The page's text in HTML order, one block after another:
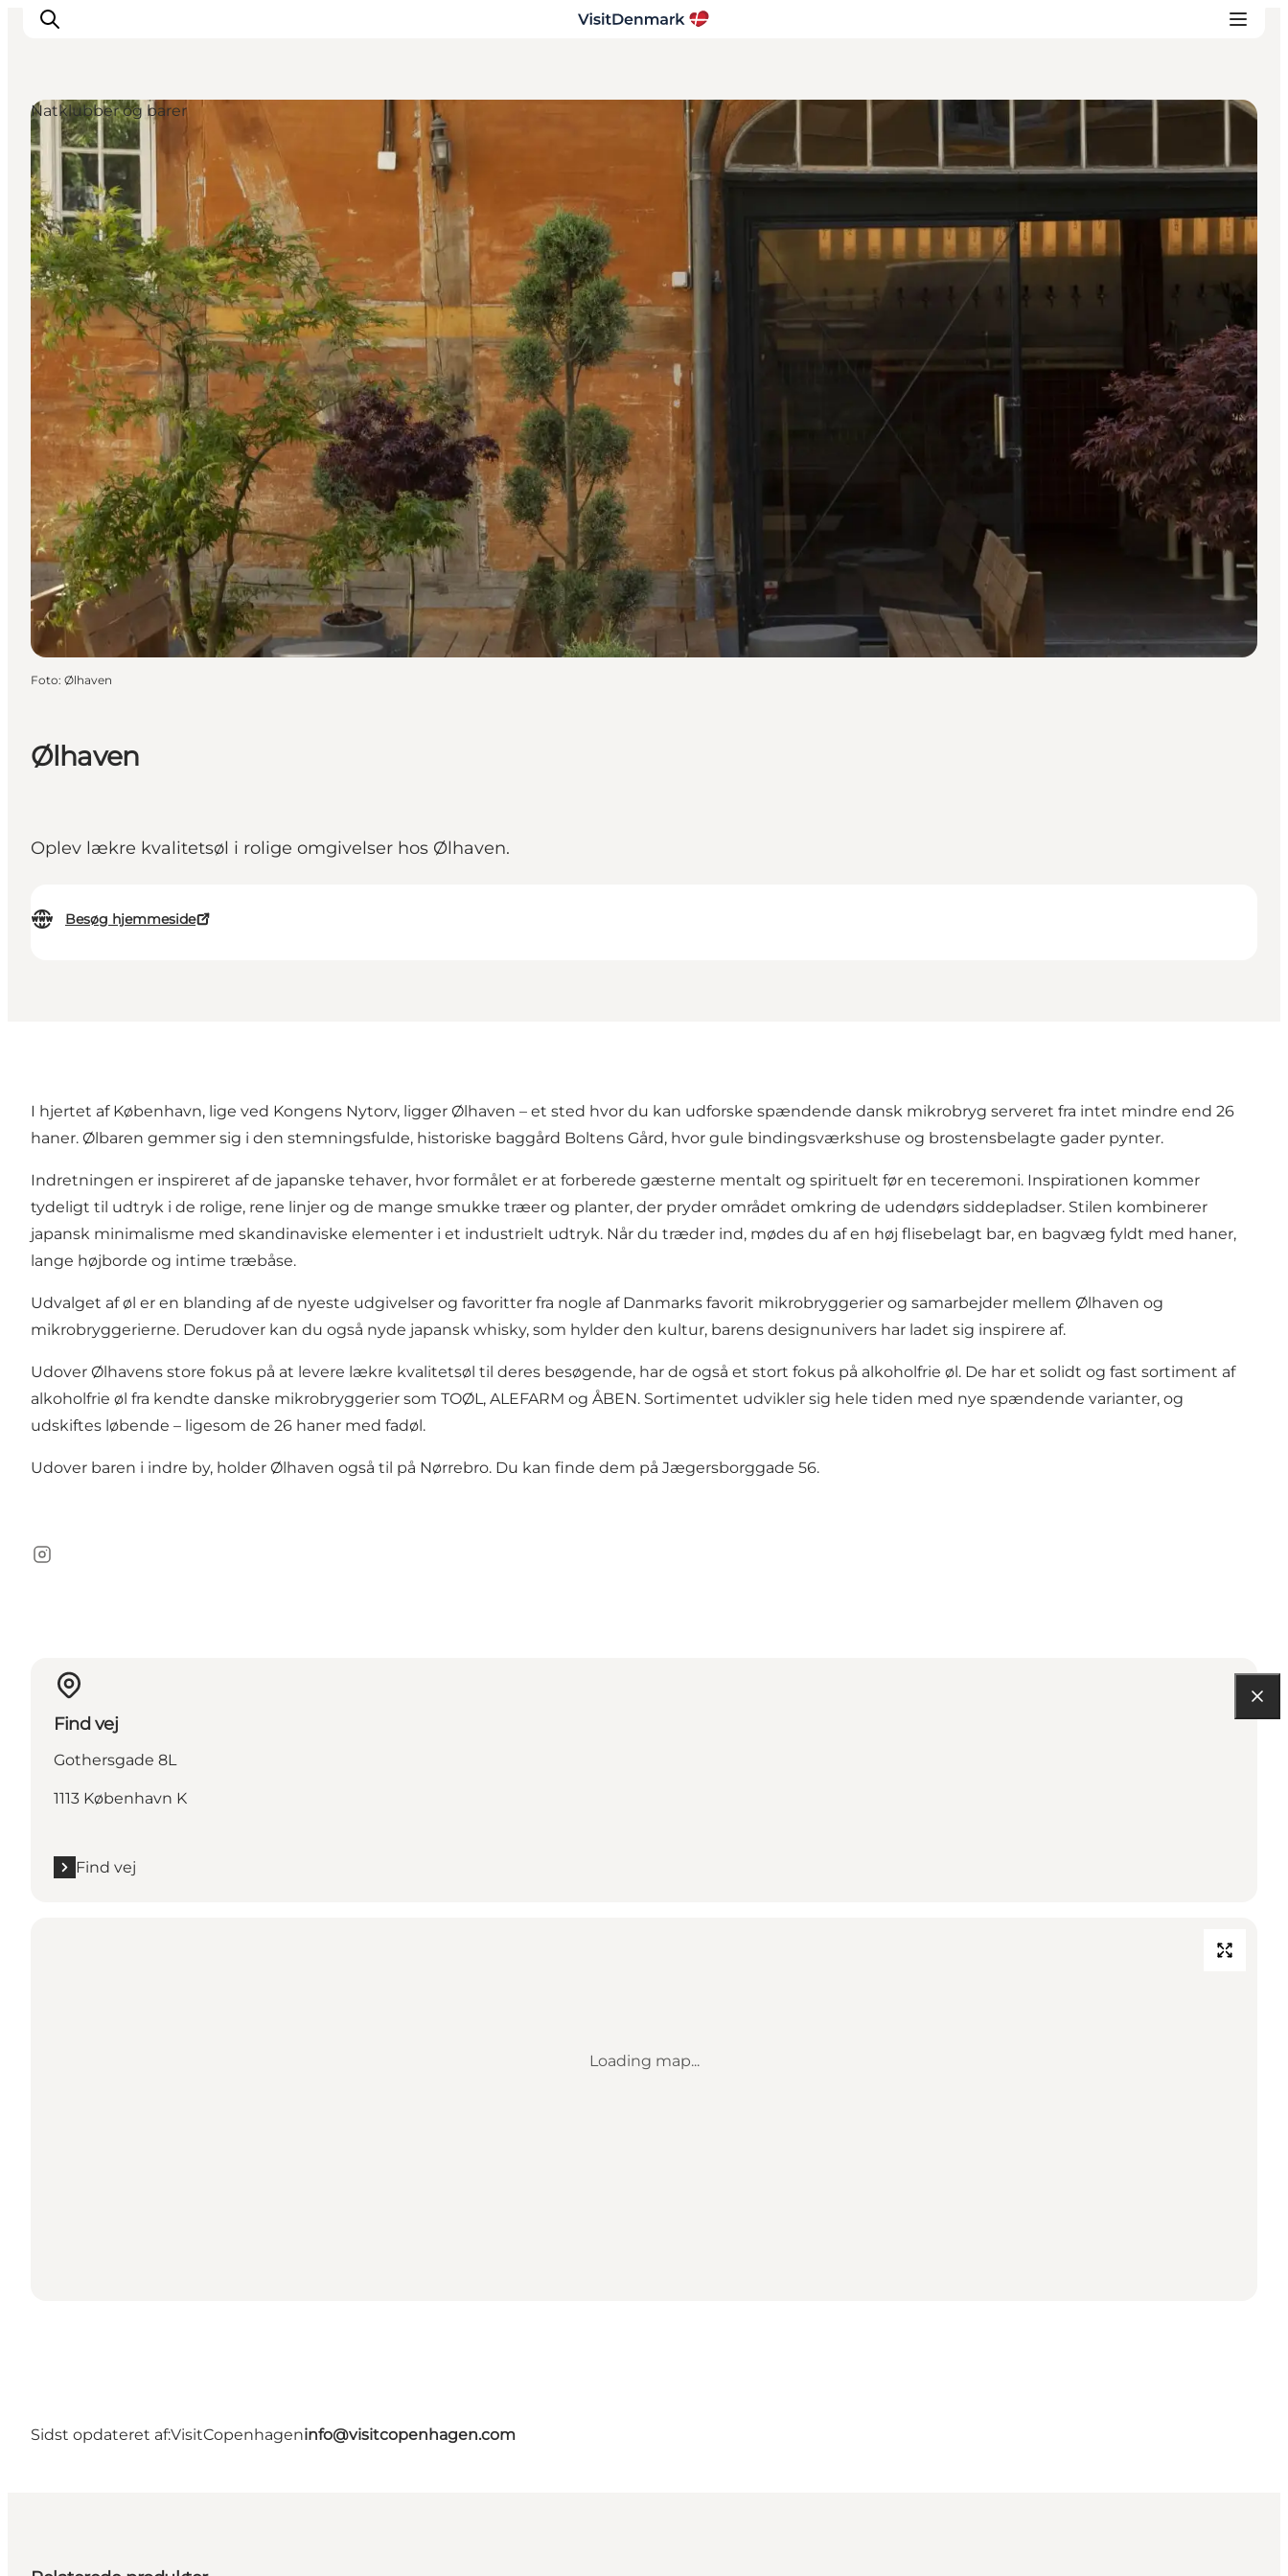
Inspiration
Destinationer
Oplevelser
Overnatning
Planlæg ferien
Ølhaven
Oplev lækre kvalitetsøl i rolige omgivelser hos Ølhaven.
Besøg hjemmeside
Natklubber og barer
Foto: Ølhaven
I hjertet af København, lige ved Kongens Nytorv, ligger Ølhaven – et sted hvor du kan udforske spændende dansk mikrobryg serveret fra intet mindre end 26
haner. Ølbaren gemmer sig i den stemningsfulde, historiske baggård Boltens Gård, hvor gule bindingsværkshuse og brostensbelagte gader pynter.
Indretningen er inspireret af de japanske tehaver, hvor formålet er at forberede gæsterne mentalt og spirituelt før en teceremoni. Inspirationen kommer
tydeligt til udtryk i de rolige, rene linjer og de mange smukke træer og planter, der pryder området omkring de udendørs siddepladser. Stilen kombinerer
japansk minimalisme med skandinaviske elementer i et industrielt udtryk. Når du træder ind, mødes du af en høj flisebelagt bar, en bagvæg fyldt med haner,
lange højborde og intime træbåse.
Udvalget af øl er en blanding af de nyeste udgivelser og favoritter fra nogle af Danmarks favorit mikrobryggerier og samarbejder mellem Ølhaven og
mikrobryggerierne. Derudover kan du også nyde japansk whisky, som hylder den kultur, barens designunivers har ladet sig inspirere af.
Udover Ølhavens store fokus på at levere lækre kvalitetsøl til deres besøgende, har de også et stort fokus på alkoholfrie øl. De har et solidt og fast sortiment af
alkoholfrie øl fra kendte danske mikrobryggerier som TOØL, ALEFARM og ÅBEN. Sortimentet udvikler sig hele tiden med nye spændende varianter, og
udskiftes løbende – ligesom de 26 haner med fadøl.
Udover baren i indre by, holder Ølhaven også til på Nørrebro. Du kan finde dem på Jægersborggade 56.
Instagram
Find vej
Gothersgade 8L
1113 København K
Find vej
Loading map...
Sidst opdateret af:VisitCopenhageninfo@visitcopenhagen.com